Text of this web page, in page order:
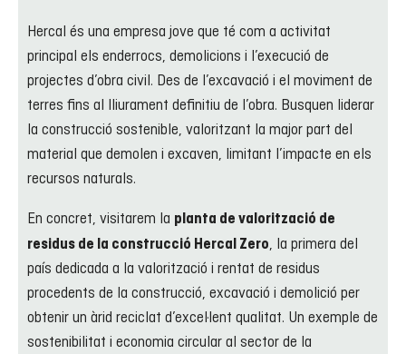
Hercal és una empresa jove que té com a activitat
principal els enderrocs, demolicions i l’execució de
projectes d’obra civil. Des de l’excavació i el moviment de
terres fins al lliurament definitiu de l’obra. Busquen liderar
la construcció sostenible, valoritzant la major part del
material que demolen i excaven, limitant l’impacte en els
recursos naturals.
En concret, visitarem la planta de valorització de
residus de la construcció Hercal Zero, la primera del
país dedicada a la valorització i rentat de residus
procedents de la construcció, excavació i demolició per
obtenir un àrid reciclat d’excel·lent qualitat. Un exemple de
sostenibilitat i economia circular al sector de la